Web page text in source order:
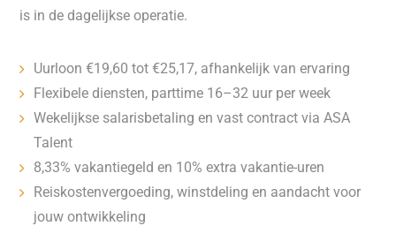
is in de dagelijkse operatie.
Uurloon €19,60 tot €25,17, afhankelijk van ervaring
Flexibele diensten, parttime 16–32 uur per week
Wekelijkse salarisbetaling en vast contract via ASA
Talent
8,33% vakantiegeld en 10% extra vakantie-uren
Reiskostenvergoeding, winstdeling en aandacht voor
jouw ontwikkeling